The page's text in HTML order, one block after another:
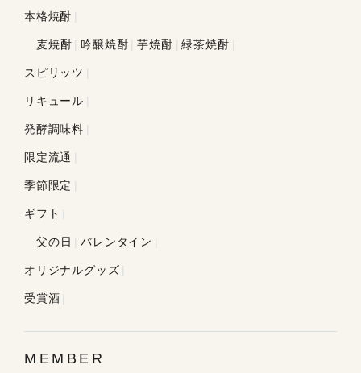
本格焼酎
麦焼酎 吟醸焼酎 芋焼酎 緑茶焼酎
スピリッツ
リキュール
発酵調味料
限定流通
季節限定
ギフト
父の日 バレンタイン
オリジナルグッズ
受賞酒
MEMBER